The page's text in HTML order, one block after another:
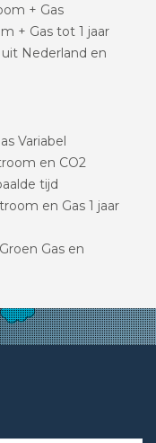
+ Gas
+ Gas tot 1 jaar
Nederland en
Variabel
en CO2
tijd
en Gas 1 jaar
Gas en